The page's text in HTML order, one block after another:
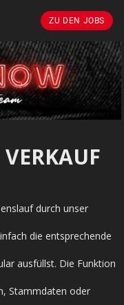
ZU DEN JOBS
durch unser
die entsprechende
ausfüllst. Die Funktion
Stammdaten oder